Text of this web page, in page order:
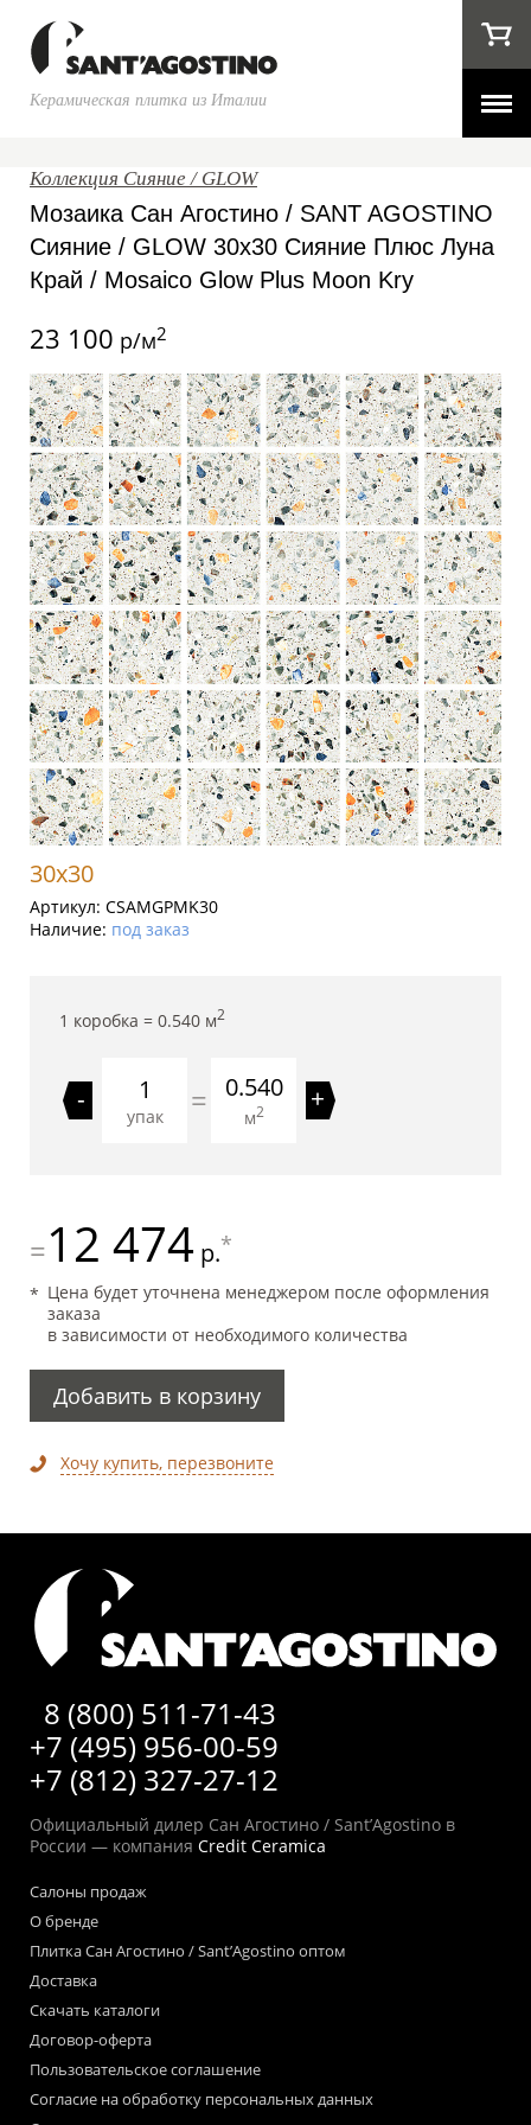
Керамическая плитка из Италии
Коллекция Сияние / GLOW
Мозаика Сан Агостино / SANT AGOSTINO
Сияние / GLOW 30x30 Сияние Плюс Луна
Край / Mosaico Glow Plus Moon Kry
23 100 р/м2
30x30
Артикул: CSAMGPMK30
Наличие: под заказ
1 коробка = 0.540 м2
-
упак = 0.540
м2 +
=12 474 р.*
Цена будет уточнена менеджером после оформления
заказа
в зависимости от необходимого количества
Добавить в корзину
Хочу купить, перезвоните
8 (800) 511-71-43
+7 (495) 956-00-59
+7 (812) 327-27-12
Официальный дилер Сан Агостино / Sant’Agostino в
России — компания Credit Ceramica
Салоны продаж
О бренде
Плитка Сан Агостино / Sant’Agostino оптом
Доставка
Скачать каталоги
Договор-оферта
Пользовательское соглашение
Согласие на обработку персональных данных